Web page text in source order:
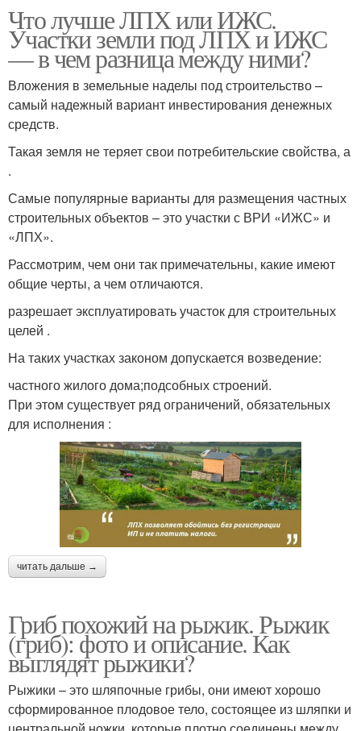
Что лучше ЛПХ или ИЖС.
Участки земли под ЛПХ и ИЖС
— в чем разница между ними?
Вложения в земельные наделы под строительство –
самый надежный вариант инвестирования денежных
средств.
Такая земля не теряет свои потребительские свойства, а
.
Самые популярные варианты для размещения частных
строительных объектов – это участки с ВРИ «ИЖС» и
«ЛПХ».
Рассмотрим, чем они так примечательны, какие имеют
общие черты, а чем отличаются.
разрешает эксплуатировать участок для строительных
целей .
На таких участках законом допускается возведение:
частного жилого дома;подсобных строений.
При этом существует ряд ограничений, обязательных
для исполнения :
читать дальше →
Гриб похожий на рыжик. Рыжик
(гриб): фото и описание. Как
выглядят рыжики?
Рыжики – это шляпочные грибы, они имеют хорошо
сформированное плодовое тело, состоящее из шляпки и